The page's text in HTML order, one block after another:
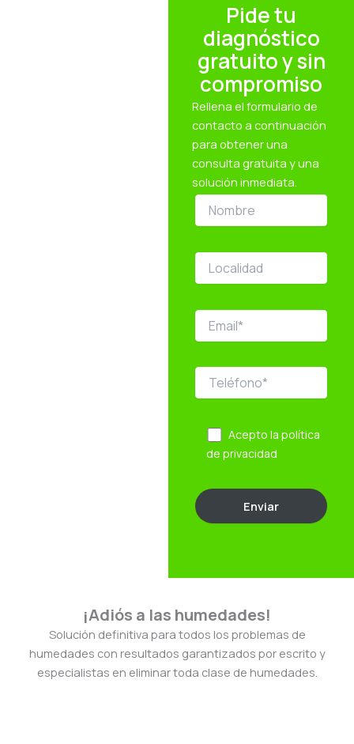
Pide tu
diagnóstico
gratuito y sin
compromiso
Rellena el formulario de
contacto a continuación
para obtener una
consulta gratuita y una
solución inmediata.
Acepto la política
de privacidad
¡Adiós a las humedades!
Solución definitiva para todos los problemas de
humedades con resultados garantizados por escrito y
especialistas en eliminar toda clase de humedades.